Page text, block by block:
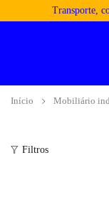
Transporte,
Início Mobiliário
Filtros